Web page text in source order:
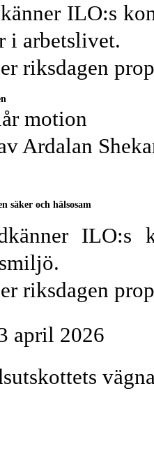
ILO:s
i arbetslivet.
riksdagen
motion
Ardalan
säker och hälsosam
riksdagen
april 2026